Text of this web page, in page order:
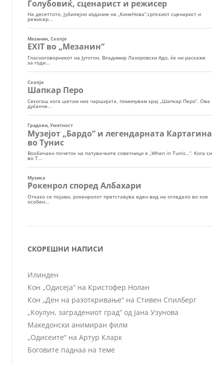
СКОРЕШНИ НАПИСИ
Илинден
Кон „Одисеја“ на Кристофер Нолан
Кон „Ден на разоткривање“ на Стивен Спилберг
„Коулун, заградениот град“ од Јана Узунова
Македонски анимиран филм
„Одисеите“ на Артур Кларк
Боговите паднаа на теме